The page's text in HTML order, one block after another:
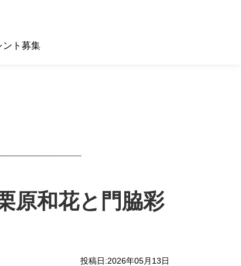
ント募集
原和花と門脇彩
投稿日:2026年05月13日